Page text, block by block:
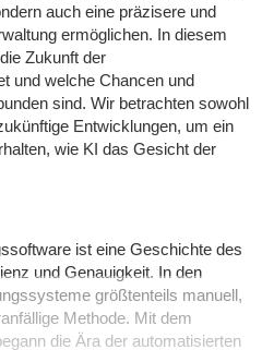
auch eine präzisere und
ermöglichen. In diesem
Zukunft der
und welche Chancen und
sind. Wir betrachten sowohl
Entwicklungen, um ein
wie KI das Gesicht der
ist eine Geschichte des
und Genauigkeit. In den
größtenteils manuell,
Methode. Mit dem
die Ära der automatisierten